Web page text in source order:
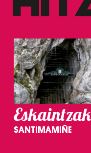
Eskaintzak
SANTIMAMIÑE